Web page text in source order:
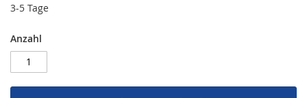
3-5 Tage
Anzahl